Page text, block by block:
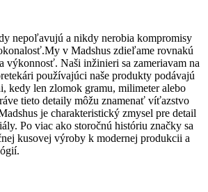
nepoľavujú a nikdy nerobia kompromisy
v Madshus zdieľame rovnakú
výkonnosť. Naši inžinieri sa zameriavam na
používajúci naše produkty podávajú
kedy len zlomok gramu, milimeter alebo
tieto detaily môžu znamenať víťazstvo
je charakteristický zmysel pre detail
Po viac ako storočnú históriu značky sa
kusovej výroby k modernej produkcii a